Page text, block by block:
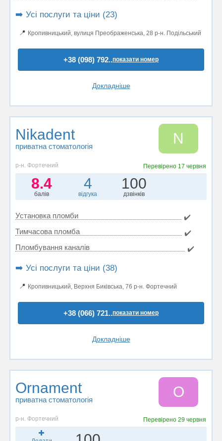
➡️ Усі послуги та ціни (23)
📍 Кропивницький, вулиця Преображенська, 28 р-н. Подільський
+38 (098) 792..показати номер
Докладніше
Nikadent
приватна стоматологія N
р-н. Фортечний Перевірено 17 червня
8.4
балів
4
відгука
100
дзвінків
Установка пломби
✔️
Тимчасова пломба
✔️
Пломбування каналів
✔️
➡️ Усі послуги та ціни (38)
📍 Кропивницький, Верхня Биківська, 76 р-н. Фортечний
+38 (066) 721..показати номер
Докладніше
Ornament
приватна стоматологія O
р-н. Фортечний Перевірено29 червня